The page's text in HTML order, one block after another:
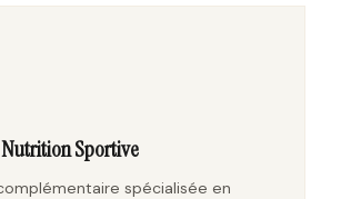
Sportive
spécialisée en